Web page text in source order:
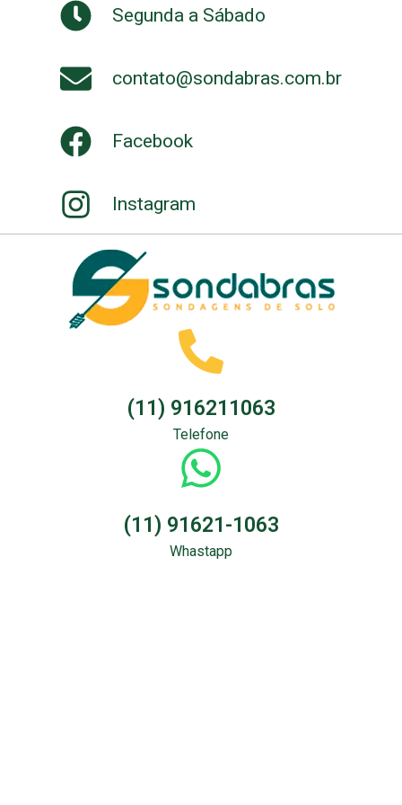
Segunda a Sábado
contato@sondabras.com.br
Facebook
Instagram
(11) 916211063
Telefone
(11) 91621-1063
Whastapp